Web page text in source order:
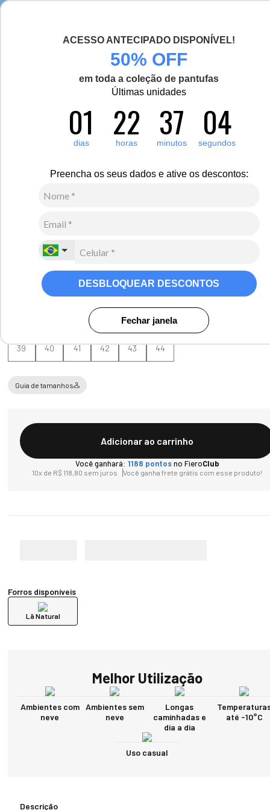
ACESSO ANTECIPADO DISPONÍVEL!
50% OFF
em toda a coleção de pantufas
Últimas unidades
01
dias 22
horas 37
minutos 04
segundos
Preencha os seus dados e ative os descontos:
DESBLOQUEAR DESCONTOS
Fechar janela
Calçados Botas
Bota para neve Explorer Discover Pro Forrada em lã
00
118, 80sem juros
(5% OFF no PIX/Boleto)
39 40 41 42 43 44
Guia de tamanhos
Adicionar ao carrinho
Você ganhará: 1188 pontosno FieroClub
10x de R$ 118,80 sem juros Você ganha frete grátis com esse produto!
Forros disponíveis
Lã Natural
Melhor Utilização
Ambientes com
neve
Ambientes sem
neve
Longas
caminhadas e
dia a dia
até -10°C
Uso casual
Descrição